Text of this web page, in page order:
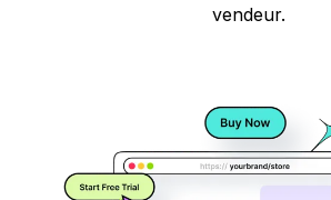
vendeur.